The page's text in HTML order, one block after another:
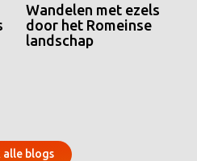
Wandelen met ezels
door het Romeinse
landschap
alle blogs